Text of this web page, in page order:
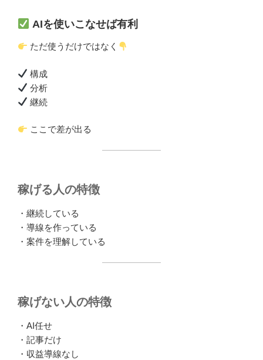
AIを使いこなせば有利
ただ使うだけではなく
構成
分析
継続
ここで差が出る
稼げる人の特徴
・継続している
・導線を作っている
・案件を理解している
稼げない人の特徴
・AI任せ
・記事だけ
・収益導線なし